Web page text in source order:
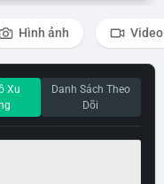
Hình ảnh Video
Xu
Danh Sách Theo
Dõi